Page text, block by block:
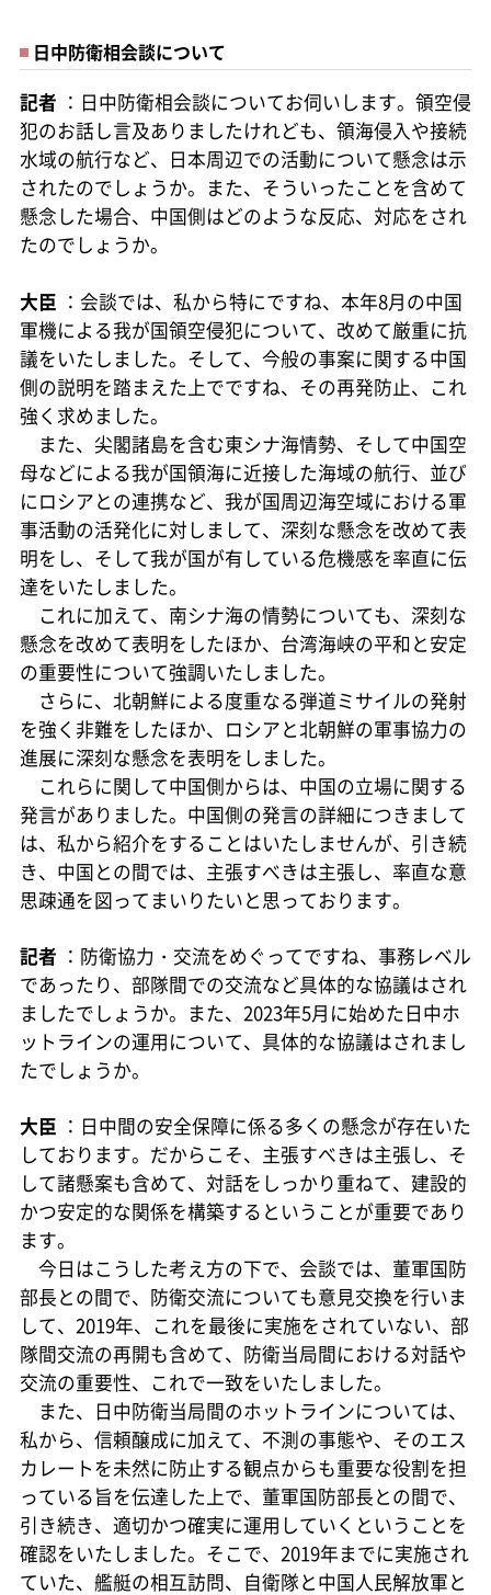
日中防衛相会談について
記者 ：日中防衛相会談についてお伺いします。領空侵
犯のお話し言及ありましたけれども、領海侵入や接続
水域の航行など、日本周辺での活動について懸念は示
されたのでしょうか。また、そういったことを含めて
懸念した場合、中国側はどのような反応、対応をされ
たのでしょうか。
大臣 ：会談では、私から特にですね、本年8月の中国
軍機による我が国領空侵犯について、改めて厳重に抗
議をいたしました。そして、今般の事案に関する中国
側の説明を踏まえた上でですね、その再発防止、これ
強く求めました。
また、尖閣諸島を含む東シナ海情勢、そして中国空
母などによる我が国領海に近接した海域の航行、並び
にロシアとの連携など、我が国周辺海空域における軍
事活動の活発化に対しまして、深刻な懸念を改めて表
明をし、そして我が国が有している危機感を率直に伝
達をいたしました。
これに加えて、南シナ海の情勢についても、深刻な
懸念を改めて表明をしたほか、台湾海峡の平和と安定
の重要性について強調いたしました。
さらに、北朝鮮による度重なる弾道ミサイルの発射
を強く非難をしたほか、ロシアと北朝鮮の軍事協力の
進展に深刻な懸念を表明をしました。
これらに関して中国側からは、中国の立場に関する
発言がありました。中国側の発言の詳細につきまして
は、私から紹介をすることはいたしませんが、引き続
き、中国との間では、主張すべきは主張し、率直な意
思疎通を図ってまいりたいと思っております。
記者 ：防衛協力・交流をめぐってですね、事務レベル
であったり、部隊間での交流など具体的な協議はされ
ましたでしょうか。また、2023年5月に始めた日中ホ
ットラインの運用について、具体的な協議はされまし
たでしょうか。
大臣 ：日中間の安全保障に係る多くの懸念が存在いた
しております。だからこそ、主張すべきは主張し、そ
して諸懸案も含めて、対話をしっかり重ねて、建設的
かつ安定的な関係を構築するということが重要であり
ます。
今日はこうした考え方の下で、会談では、董軍国防
部長との間で、防衛交流についても意見交換を行いま
して、2019年、これを最後に実施をされていない、部
隊間交流の再開も含めて、防衛当局間における対話や
交流の重要性、これで一致をいたしました。
また、日中防衛当局間のホットラインについては、
私から、信頼醸成に加えて、不測の事態や、そのエス
カレートを未然に防止する観点からも重要な役割を担
っている旨を伝達した上で、董軍国防部長との間で、
引き続き、適切かつ確実に運用していくということを
確認をいたしました。そこで、2019年までに実施され
ていた、艦艇の相互訪問、自衛隊と中国人民解放軍と